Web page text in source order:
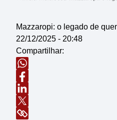
Mazzaropi: o legado de
22/12/2025 - 20:48
Compartilhar: